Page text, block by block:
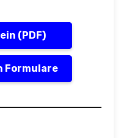
(PDF)
Formulare